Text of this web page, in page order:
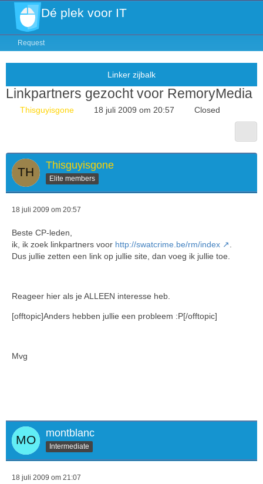
Dé plek voor IT
Request
Linkpartners gezocht voor RemoryMedia
Thisguyisgone 18 juli 2009 om 20:57 Closed
Thisguyisgone
Elite members
18 juli 2009 om 20:57
Beste CP-leden,
ik, ik zoek linkpartners voor http://swatcrime.be/rm/index
Dus jullie zetten een link op jullie site, dan voeg ik jullie toe.
Reageer hier als je ALLEEN interesse heb.
[offtopic]Anders hebben jullie een probleem :P[/offtopic]
Mvg
montblanc
Intermediate
18 juli 2009 om 21:07